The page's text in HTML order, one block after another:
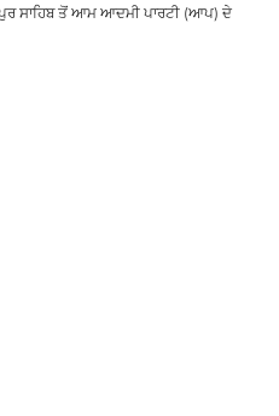
ਸਾਹਿਬ ਤੋਂ ਆਮ ਆਦਮੀ ਪਾਰਟੀ (ਆਪ) ਦੇ